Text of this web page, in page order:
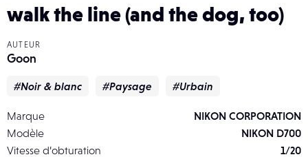
walk the line (and the dog, too)
AUTEUR
Goon
#Noir & blanc #Paysage #Urbain
Marque
NIKON CORPORATION
Modèle
NIKON D700
Vitesse d’obturation
1/20